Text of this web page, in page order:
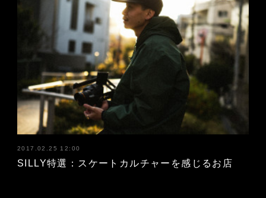
2017.02.25 12:00
SILLY特選：スケートカルチャーを感じるお店